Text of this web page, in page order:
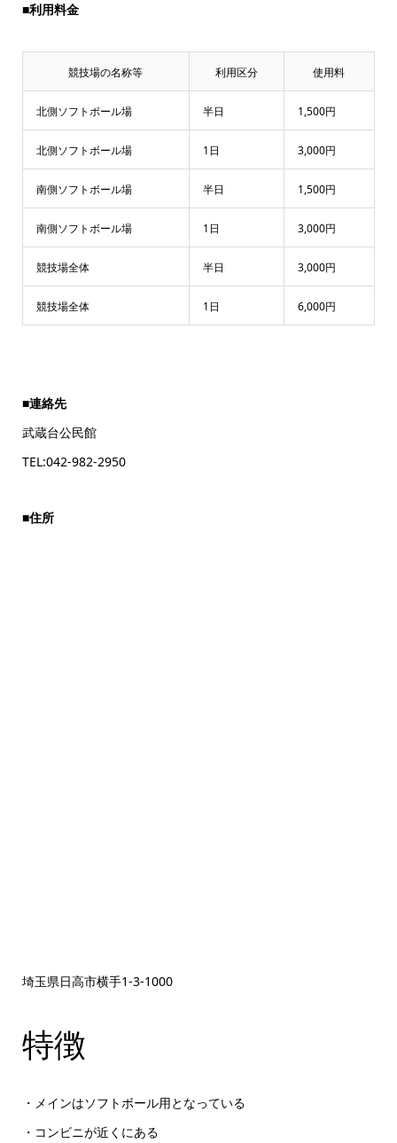
■利用料金
競技場の名称等 利用区分 使用料
北側ソフトボール場 半日 1,500円
北側ソフトボール場 1日 3,000円
南側ソフトボール場 半日 1,500円
南側ソフトボール場 1日 3,000円
競技場全体 半日 3,000円
競技場全体 1日 6,000円
■連絡先
武蔵台公民館
TEL:042-982-2950
■住所
埼玉県日高市横手1‐3‐1000
特徴
・メインはソフトボール用となっている
・コンビニが近くにある